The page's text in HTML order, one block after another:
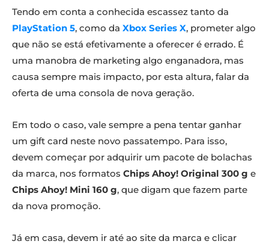
Tendo em conta a conhecida escassez tanto da
PlayStation 5, como da Xbox Series X, prometer algo
que não se está efetivamente a oferecer é errado. É
uma manobra de marketing algo enganadora, mas
causa sempre mais impacto, por esta altura, falar da
oferta de uma consola de nova geração.
Em todo o caso, vale sempre a pena tentar ganhar
um gift card neste novo passatempo. Para isso,
devem começar por adquirir um pacote de bolachas
da marca, nos formatos Chips Ahoy! Original 300 g e
Chips Ahoy! Mini 160 g, que digam que fazem parte
da nova promoção.
Já em casa, devem ir até ao site da marca e clicar